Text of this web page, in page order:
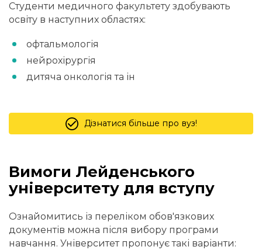
Студенти медичного факультету здобувають
освіту в наступних областях:
офтальмологія
нейрохірургія
дитяча онкологія та ін
Дізнатися більше про вуз!
Вимоги Лейденського
університету для вступу
Ознайомитись із переліком обов'язкових
документів можна після вибору програми
навчання. Університет пропонує такі варіанти: